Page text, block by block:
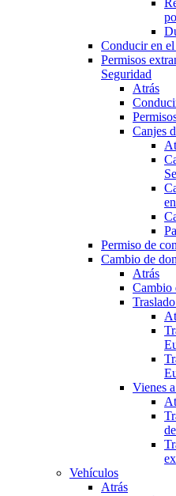
Conducir en
Permisos
Seguridad
Atrás
Canjes
Permiso de
Cambio de
Atrás
Cambio
Vienes
Vehículos
Atrás